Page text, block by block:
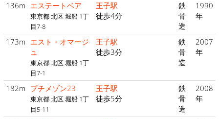
136m エステートベア
東京都 北区 堀船 1丁
目7-8
王子駅
徒歩4分
鉄
骨
造
1990
年
173m エスト・オマージ
ュ
東京都 北区 堀船 1丁
目7-1
王子駅
徒歩3分
鉄
骨
造
2007
年
182m プチメゾン23
東京都 北区 堀船 1丁
目5-11
王子駅
徒歩5分
鉄
骨
造
2008
年